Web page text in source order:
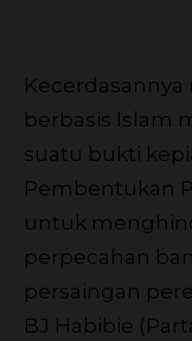
berbasis Islam
suatu bukti
Pembentukan
untuk
perpecahan
persaingan
BJ Habibie